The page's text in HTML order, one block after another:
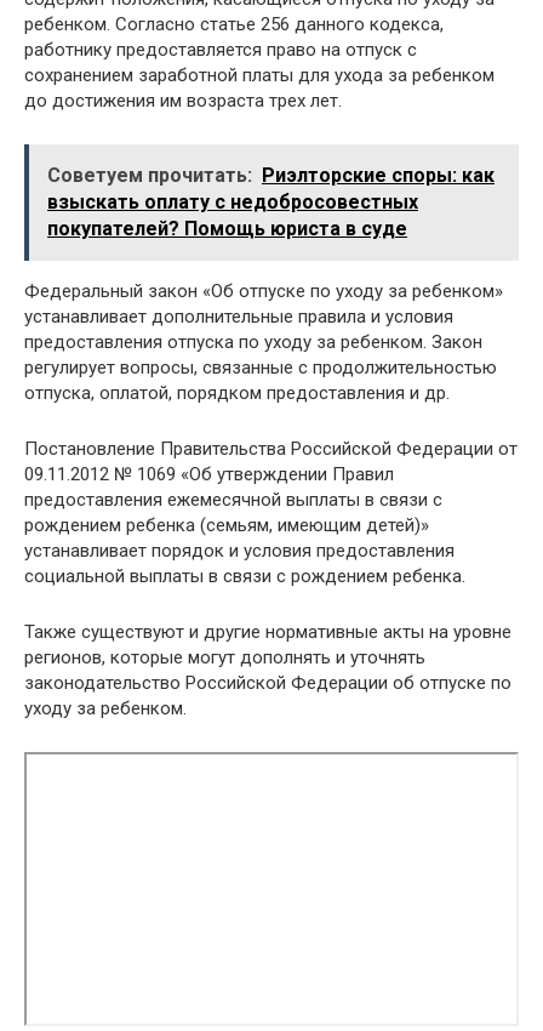
ребенком. Согласно статье 256 данного кодекса,
работнику предоставляется право на отпуск с
сохранением заработной платы для ухода за ребенком
до достижения им возраста трех лет.
Советуем прочитать: Риэлторские споры: как
взыскать оплату с недобросовестных
покупателей? Помощь юриста в суде
Федеральный закон «Об отпуске по уходу за ребенком»
устанавливает дополнительные правила и условия
предоставления отпуска по уходу за ребенком. Закон
регулирует вопросы, связанные с продолжительностью
отпуска, оплатой, порядком предоставления и др.
Постановление Правительства Российской Федерации от
09.11.2012 № 1069 «Об утверждении Правил
предоставления ежемесячной выплаты в связи с
рождением ребенка (семьям, имеющим детей)»
устанавливает порядок и условия предоставления
социальной выплаты в связи с рождением ребенка.
Также существуют и другие нормативные акты на уровне
регионов, которые могут дополнять и уточнять
законодательство Российской Федерации об отпуске по
уходу за ребенком.